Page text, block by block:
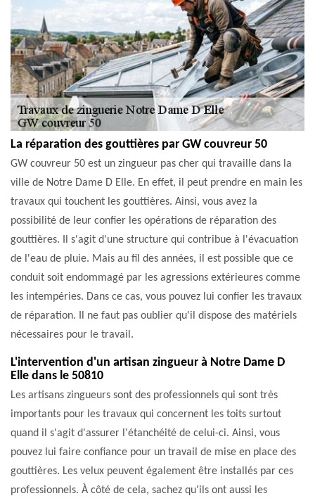
La réparation des gouttières par GW couvreur 50
GW couvreur 50 est un zingueur pas cher qui travaille dans la
ville de Notre Dame D Elle. En effet, il peut prendre en main les
travaux qui touchent les gouttières. Ainsi, vous avez la
possibilité de leur confier les opérations de réparation des
gouttières. Il s'agit d'une structure qui contribue à l'évacuation
de l'eau de pluie. Mais au fil des années, il est possible que ce
conduit soit endommagé par les agressions extérieures comme
les intempéries. Dans ce cas, vous pouvez lui confier les travaux
de réparation. Il ne faut pas oublier qu'il dispose des matériels
nécessaires pour le travail.
L'intervention d'un artisan zingueur à Notre Dame D
Elle dans le 50810
Les artisans zingueurs sont des professionnels qui sont très
importants pour les travaux qui concernent les toits surtout
quand il s'agit d'assurer l'étanchéité de celui-ci. Ainsi, vous
pouvez lui faire confiance pour un travail de mise en place des
gouttières. Les velux peuvent également être installés par ces
professionnels. À côté de cela, sachez qu'ils ont aussi les